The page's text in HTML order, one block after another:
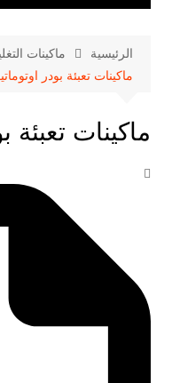
الرئيسية
ماكينات
ماكينات تعبئة بودر
ماكينات تعبئة